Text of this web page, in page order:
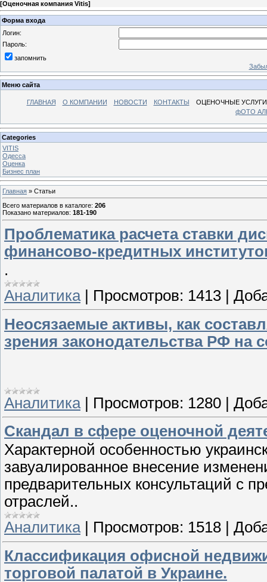
[Оценочная компания Vitis]
Форма входа
Логин:
Пароль:
запомнить
Меню сайта
ГЛАВНАЯ О КОМПАНИИ НОВОСТИ КОНТАКТЫ
ОЦЕНОЧНЫЕ УСЛУГИ
фОТО
Categories
VITIS
Одесса
Оценка
Бизнес план
Главная » Статьи
Всего материалов в каталоге: 206
Показано материалов: 181-190
Проблематика расчета ставки
финансово-кредитных
.
Аналитика| Просмотров: 1413
Неосязаемые активы, как
зрения законодательства РФ на
Аналитика | Просмотров: 1280 |
Cкандал в сфере оценочной
Характерной особенностью
завуалированное внесение
предварительных консультаций с
отраслей..
Аналитика| Просмотров: 1518
Классификация офисной
торговой палатой в Украине.